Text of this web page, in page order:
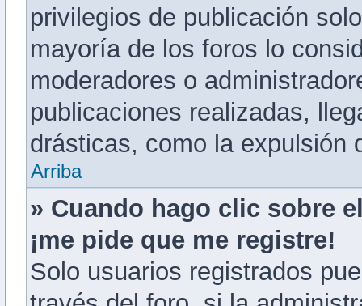
privilegios de publicación
mayoría de los foros lo
moderadores o
publicaciones realizadas,
drásticas, como la expulsión
Arriba
» Cuando hago clic sobre
¡me pide que me registre!
Solo usuarios registrados